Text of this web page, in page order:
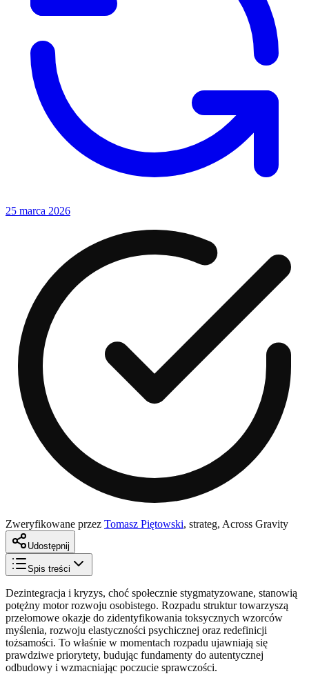
25 marca 2026
Zweryfikowane przez Tomasz Piętowski, strateg, Across Gravity
Udostępnij
Spis treści
Dezintegracja i kryzys, choć społecznie stygmatyzowane, stanowią
potężny motor rozwoju osobistego. Rozpadu struktur towarzyszą
przełomowe okazje do zidentyfikowania toksycznych wzorców
myślenia, rozwoju elastyczności psychicznej oraz redefinicji
tożsamości. To właśnie w momentach rozpadu ujawniają się
prawdziwe priorytety, budując fundamenty do autentycznej
odbudowy i wzmacniając poczucie sprawczości.